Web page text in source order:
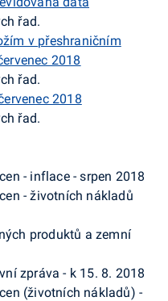
řad.
v přeshraničním
2018
řad.
2018
řad.
- inflace - srpen 2018
- životních nákladů
produktů a zemní
zpráva - k 15. 8. 2018
(životních nákladů) -